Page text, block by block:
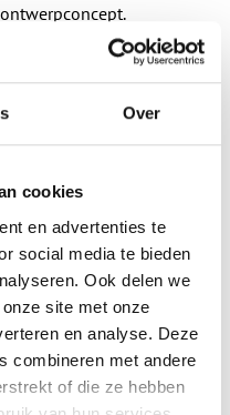
Over
cookies
en advertenties te
social media te bieden
Ook delen we
site met onze
en analyse. Deze
combineren met andere
of die ze hebben
met exclusieve
outdoor-look
offroad-uitstraling
rijbaanassistent,
inbegrepen